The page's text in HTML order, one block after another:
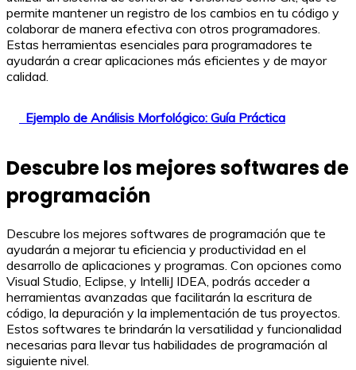
permite mantener un registro de los cambios en tu código y
colaborar de manera efectiva con otros programadores.
Estas herramientas esenciales para programadores te
ayudarán a crear aplicaciones más eficientes y de mayor
calidad.
Ejemplo de Análisis Morfológico: Guía Práctica
Descubre los mejores softwares de
programación
Descubre los mejores softwares de programación que te
ayudarán a mejorar tu eficiencia y productividad en el
desarrollo de aplicaciones y programas. Con opciones como
Visual Studio, Eclipse, y IntelliJ IDEA, podrás acceder a
herramientas avanzadas que facilitarán la escritura de
código, la depuración y la implementación de tus proyectos.
Estos softwares te brindarán la versatilidad y funcionalidad
necesarias para llevar tus habilidades de programación al
siguiente nivel.